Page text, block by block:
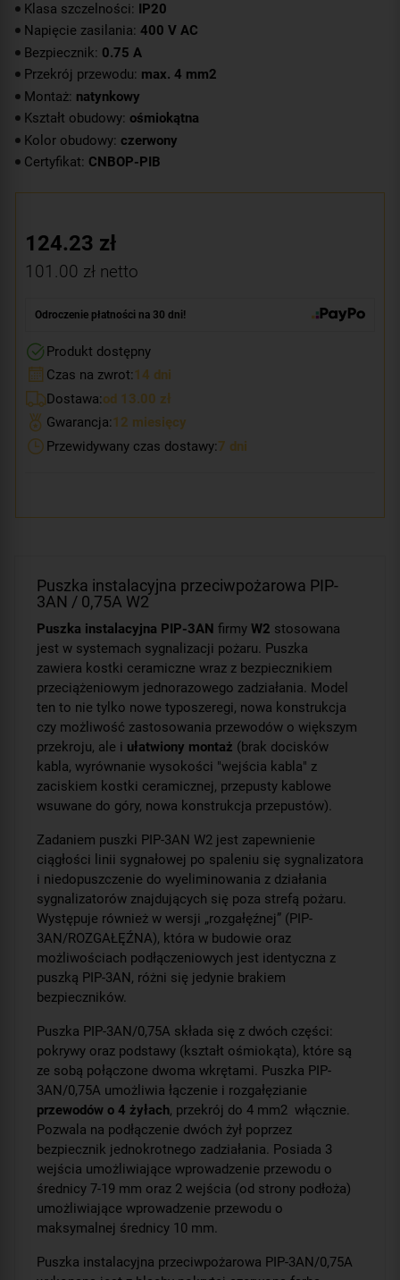
Klasa szczelności: IP20
Napięcie zasilania: 400 V AC
Bezpiecznik: 0.75 A
Przekrój przewodu: max. 4 mm2
Montaż: natynkowy
Kształt obudowy: ośmiokątna
Kolor obudowy: czerwony
Certyfikat: CNBOP-PIB
124.23 zł
101.00 zł netto
Odroczenie płatności na 30 dni!
Produkt dostępny
Czas na zwrot:14 dni
Dostawa:od 13.00 zł
Gwarancja:12 miesięcy
Przewidywany czas dostawy:7 dni
Puszka instalacyjna przeciwpożarowa PIP-
3AN / 0,75A W2
Puszka instalacyjna PIP-3AN firmy W2 stosowana
jest w systemach sygnalizacji pożaru. Puszka
zawiera kostki ceramiczne wraz z bezpiecznikiem
przeciążeniowym jednorazowego zadziałania. Model
ten to nie tylko nowe typoszeregi, nowa konstrukcja
czy możliwość zastosowania przewodów o większym
przekroju, ale i ułatwiony montaż (brak docisków
kabla, wyrównanie wysokości "wejścia kabla" z
zaciskiem kostki ceramicznej, przepusty kablowe
wsuwane do góry, nowa konstrukcja przepustów).
Zadaniem puszki PIP-3AN W2 jest zapewnienie
ciągłości linii sygnałowej po spaleniu się sygnalizatora
i niedopuszczenie do wyeliminowania z działania
sygnalizatorów znajdujących się poza strefą pożaru.
Występuje również w wersji „rozgałęźnej” (PIP-
3AN/ROZGAŁĘŹNA), która w budowie oraz
możliwościach podłączeniowych jest identyczna z
puszką PIP-3AN, różni się jedynie brakiem
bezpieczników.
Puszka PIP-3AN/0,75A składa się z dwóch części:
pokrywy oraz podstawy (kształt ośmiokąta), które są
ze sobą połączone dwoma wkrętami. Puszka PIP-
3AN/0,75A umożliwia łączenie i rozgałęzianie
przewodów o 4 żyłach, przekrój do 4 mm2 włącznie.
Pozwala na podłączenie dwóch żył poprzez
bezpiecznik jednokrotnego zadziałania. Posiada 3
wejścia umożliwiające wprowadzenie przewodu o
średnicy 7-19 mm oraz 2 wejścia (od strony podłoża)
umożliwiające wprowadzenie przewodu o
maksymalnej średnicy 10 mm.
Puszka instalacyjna przeciwpożarowa PIP-3AN/0,75A